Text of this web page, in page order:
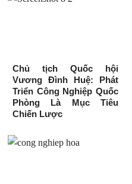
Chủ tịch Quốc hội
Vương Đình Huệ: Phát
Triển Công Nghiệp Quốc
Phòng Là Mục Tiêu
Chiến Lược